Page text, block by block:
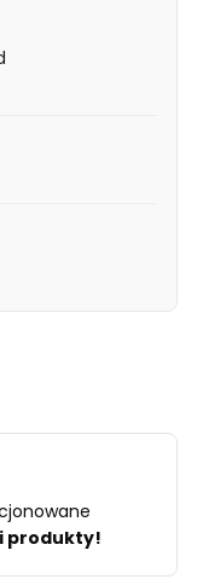
produkty!